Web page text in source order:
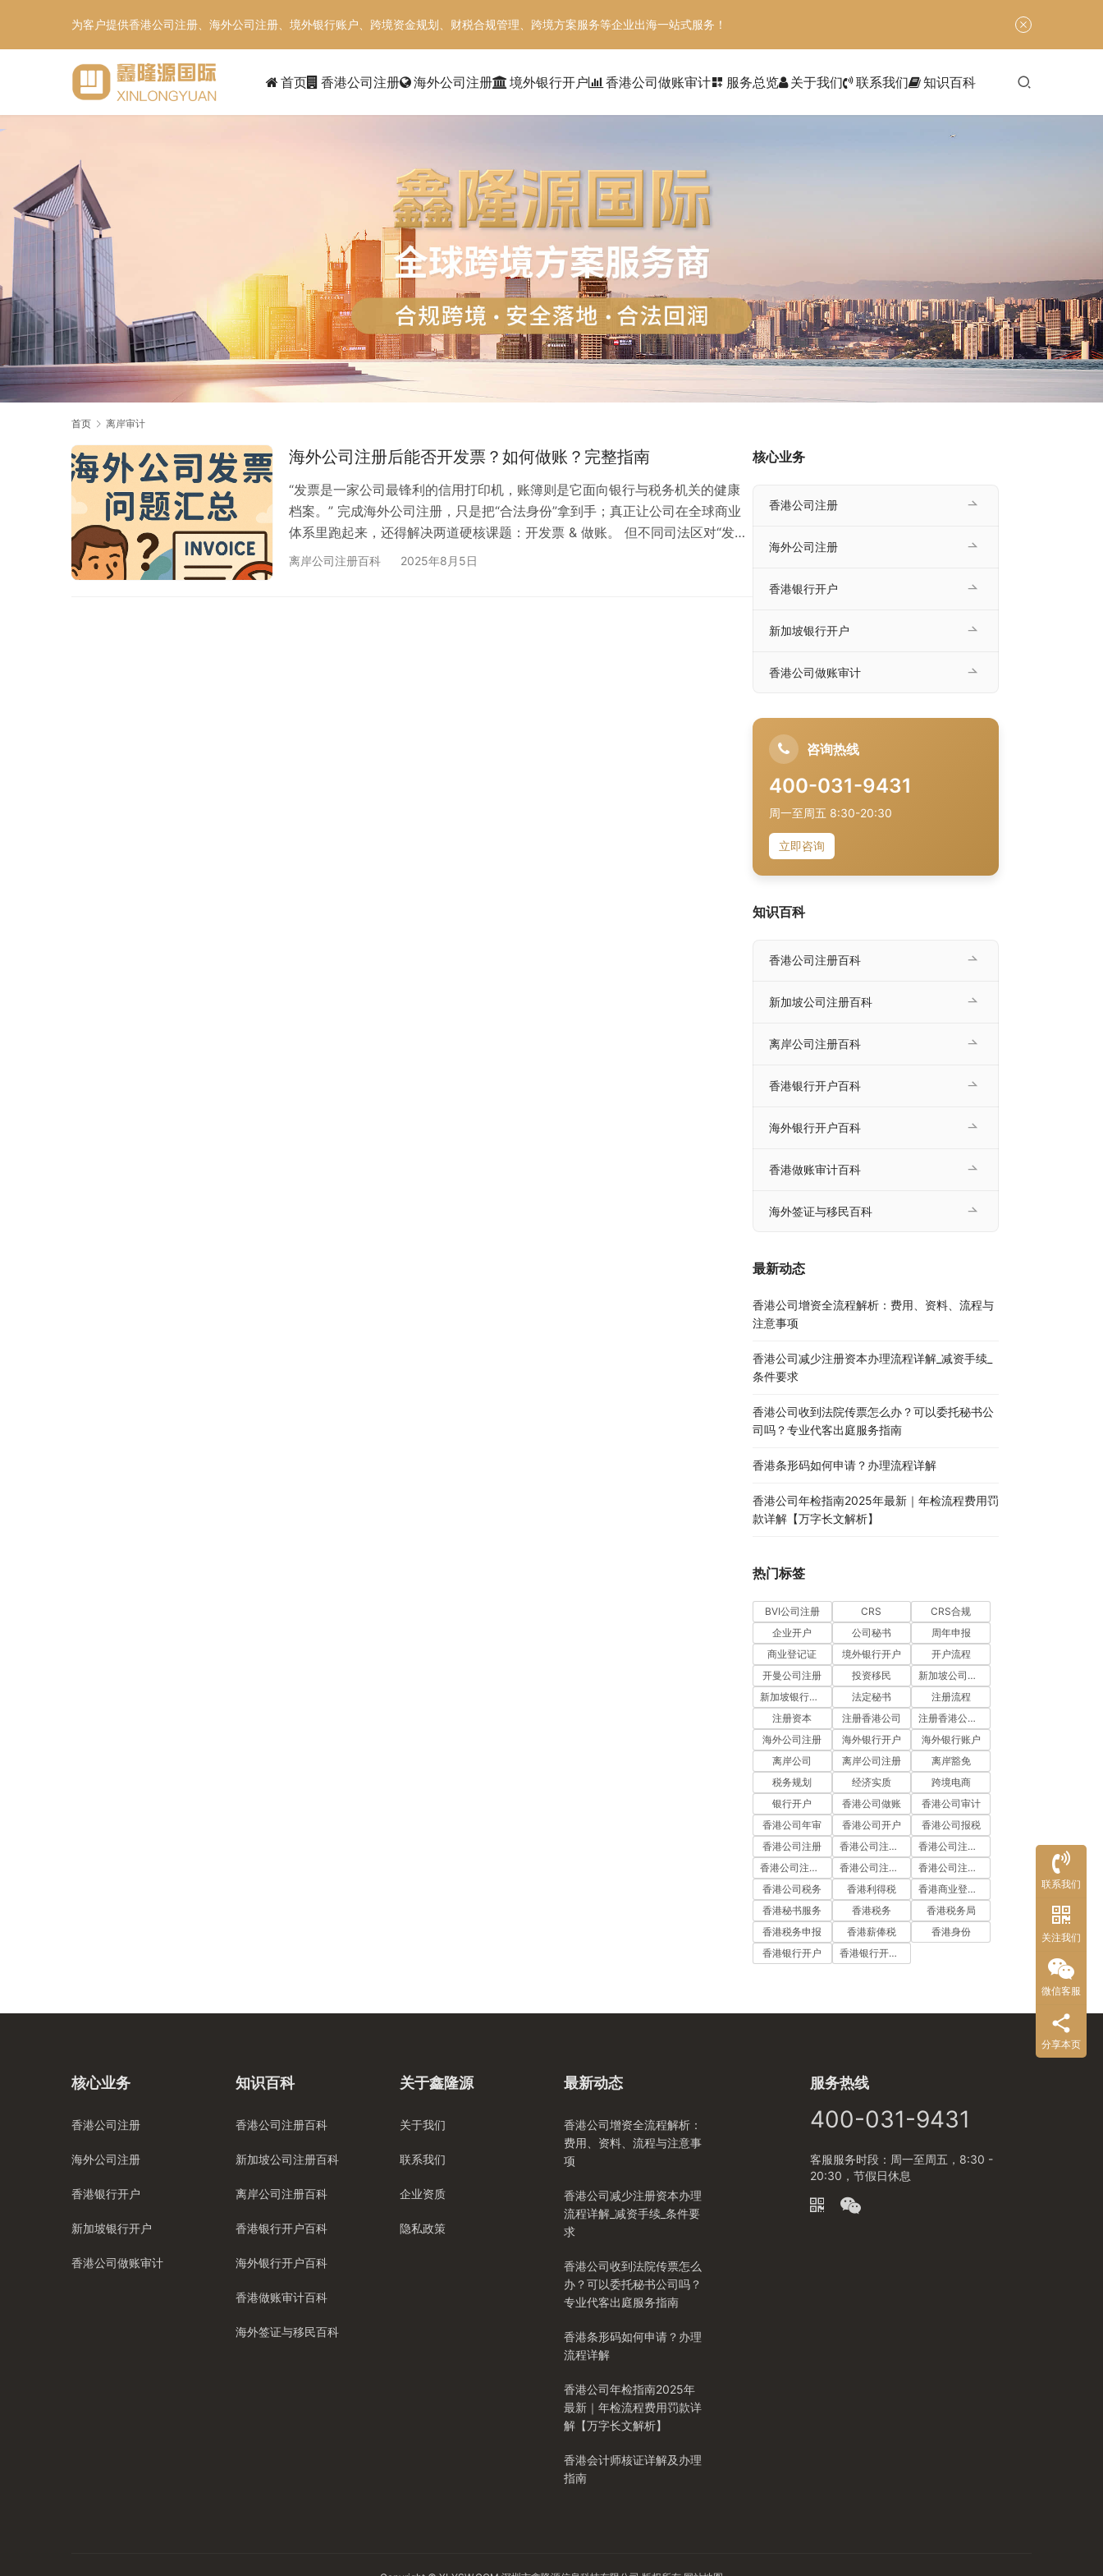
为客户提供香港公司注册、海外公司注册、境外银行账户、跨境资金规划、财税合规管理、跨境方案服务等企业出海一站式服务！
首页 香港公司注册 海外公司注册 境外银行开户 香港公司做账审计dashboard_customize 服务总览 关于我们 联系我们 知识百科
首页 离岸审计
海外公司注册后能否开发票？如何做账？完整指南
“发票是一家公司最锋利的信用打印机，账簿则是它面向银行与税务机关的健康
档案。” 完成海外公司注册，只是把“合法身份”拿到手；真正让公司在全球商业
体系里跑起来，还得解决两道硬核课题：开发票 & 做账。 但不同司法区对“发票
形式、税号门槛、做账周期、审计要求”千差万别，一不留神就可能多交几倍
离岸公司注册百科 2025年8月5日
核心业务
香港公司注册
海外公司注册
香港银行开户
新加坡银行开户
香港公司做账审计
咨询热线
400-031-9431
周一至周五 8:30-20:30
立即咨询
知识百科
香港公司注册百科
新加坡公司注册百科
离岸公司注册百科
香港银行开户百科
海外银行开户百科
香港做账审计百科
海外签证与移民百科
最新动态
香港公司增资全流程解析：费用、资料、流程与
注意事项
香港公司减少注册资本办理流程详解_减资手续_
条件要求
香港公司收到法院传票怎么办？可以委托秘书公
司吗？专业代客出庭服务指南
香港条形码如何申请？办理流程详解
香港公司年检指南2025年最新｜年检流程费用罚
款详解【万字长文解析】
热门标签
BVI公司注册 CRS
CRS合规
企业开户
公司秘书
周年申报
商业登记证
境外银行开户
开户流程
开曼公司注册
投资移民
新加坡公司注册
新加坡银行开户
法定秘书
注册流程
注册资本
注册香港公司
注册香港公司流程
海外公司注册
海外银行开户
海外银行账户
离岸公司
离岸公司注册
离岸豁免
税务规划
经济实质
跨境电商
银行开户
香港公司做账
香港公司审计
香港公司年审
香港公司开户
香港公司报税
香港公司注册
香港公司注册代办
香港公司注册处
香港公司注册流程
香港公司注册费用
香港公司注册资料
香港公司税务
香港利得税
香港商业登记证
香港秘书服务
香港税务
香港税务局
香港税务申报
香港薪俸税
香港身份
香港银行开户
香港银行开户流程
核心业务
香港公司注册
海外公司注册
香港银行开户
新加坡银行开户
香港公司做账审计
知识百科
香港公司注册百科
新加坡公司注册百科
离岸公司注册百科
香港银行开户百科
海外银行开户百科
香港做账审计百科
海外签证与移民百科
关于鑫隆源
关于我们
联系我们
企业资质
隐私政策
最新动态
香港公司增资全流程解析：
费用、资料、流程与注意事
项
香港公司减少注册资本办理
流程详解_减资手续_条件要
求
香港公司收到法院传票怎么
办？可以委托秘书公司吗？
专业代客出庭服务指南
香港条形码如何申请？办理
流程详解
香港公司年检指南2025年
最新｜年检流程费用罚款详
解【万字长文解析】
香港会计师核证详解及办理
指南
服务热线
400-031-9431
客服服务时段：周一至周五，8:30 -
20:30，节假日休息
联系我们
关注我们
微信客服
分享本页